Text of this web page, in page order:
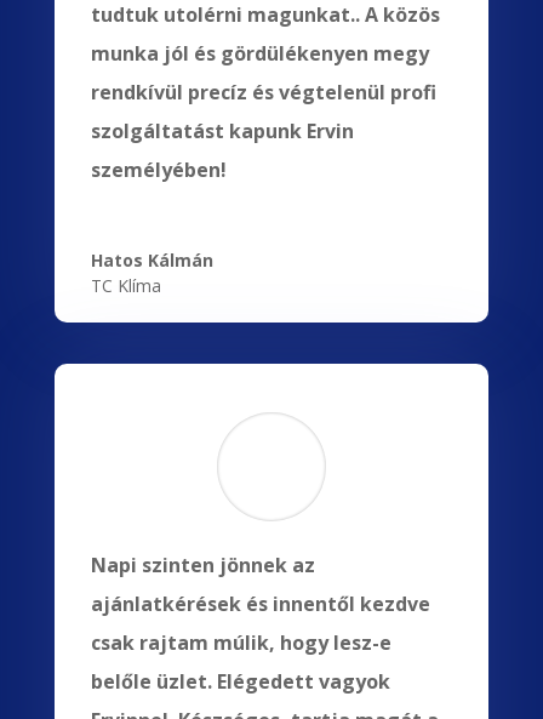
tudtuk utolérni magunkat.. A közös
munka jól és gördülékenyen megy
rendkívül precíz és végtelenül profi
szolgáltatást kapunk Ervin
személyében!
Hatos Kálmán
TC Klíma
Napi szinten jönnek az
ajánlatkérések és innentől kezdve
csak rajtam múlik, hogy lesz-e
belőle üzlet. Elégedett vagyok